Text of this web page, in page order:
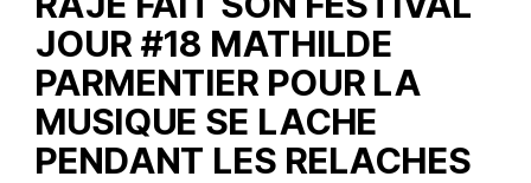
JOUR #18 MATHILDE
PARMENTIER POUR LA
MUSIQUE SE LACHE
PENDANT LES RELACHES